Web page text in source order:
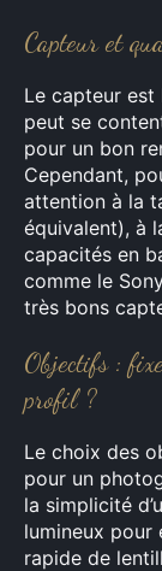
Capteur et
Le capteur
peut se
pour un bon
Cependant,
attention à la
équivalent), à
capacités en
comme le
très bons
Objectifs :
profil ?
Le choix des
pour un
la simplicité
lumineux pour
rapide de